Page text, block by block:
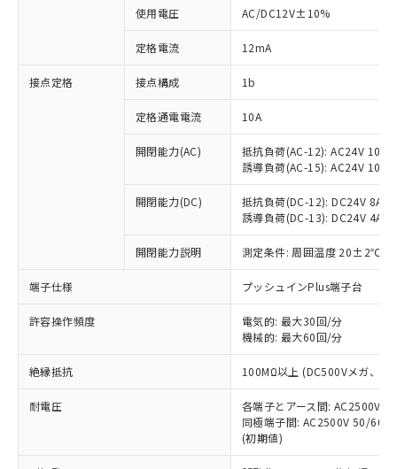
使用電圧 AC/DC12V±10%
定格電流 12mA
接点定格 接点構成 1b
定格通電電流 10A
開閉能力(AC)
抵抗負荷(AC-12): AC24V 10A/
誘導負荷(AC-15): AC24V
開閉能力(DC)
抵抗負荷(DC-12): DC24V 8A/
誘導負荷(DC-13): DC24V 4A/
開閉能力説明 測定条件: 周囲温度 20±2℃、
端子仕様 プッシュインPlus端子台
許容操作頻度
電気的: 最大30回/分
機械的: 最大60回/分
絶縁抵抗 100MΩ以上 (DC500Vメガ、点
耐電圧
各端子とアース間: AC2500V
同極端子間: AC2500V 50/
(初期値)
ご利用条件
以下の条件をお読みいただき、同意のうえ
ご利用ください。
本サービスは、当社制御機器事業取扱
商品の当社在庫状況および標準価格
(税抜)を提供させていただくもので
当社制御機器事業取扱商品の中には、
本サービスの対象外となる商品もある
ことをご了承ください。
在庫状況および標準価格照会結果は、
記載している更新日時点での社内デー
タに基づき作成されるものであり、閲
覧された時点での実際の在庫および標
準価格とは異なる場合があることをご
※1 対応状況
対応済み：EU RoHS指令（10物質）の
非含有に対応した製品が提供可能な商品で
対応予定：EU RoHS指令（10物質）の非含
有に対応した製品に切り替える予定のある
対応予定なし：EU RoHS指令（10物質）の
非含有に非対応の商品で、対応品を出す予
定はありません。
調査・確認中：EU RoHS指令（10物質）の
非含有の対応状況を調査中または確認中の
非該当品：ライセンス料など無形物で、有
害物質有無と関係のない商品です。
仕入先様の事情により、非含有部品として
いたものが、含有品と判明した場合などや
むを得ず変更することがあります。
鉛(Pb) 1000ppm以下、 水銀(Hg) 1000ppm以下、 カド
六価クロム(Cr(Ⅵ)) 1000ppm以下、ポリ臭化ビフェニル
類(PBB) 1000ppm以下、ポリ臭化ジフェニルエーテル類
(PBDE) 1000ppm以下、フタル酸ビス(2-エチルヘキシ
※1 中国RoHS○×表
「○」：最大均質材料含有率が中国RoHSの
基準値以下であることを示します。
「×」：最大均質材料含有率が中国RoHSの
基準値を超えていることを示します。
「－」：未確認です。当社販売部門へお問
い合わせください。
*中国RoHS10物質の基準値 (GB/T26572)：
Pb(鉛) :1000ppm、 Hg(水銀) : 1000ppm、 Cd(カドミウ
Cr(Ⅵ)(六価クロム) : 1000ppm、 PBBs(ポリ臭化ビフェ
当社は、これら貴社製品のうち、外国
為替および外国貿易法に定める商品
（以下｢規制貨物等」という）を輸出
国政府の輸出許可(または役務取引許
可)を取得するなどの必要な手続きを